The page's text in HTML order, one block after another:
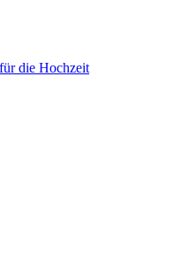
die Hochzeit